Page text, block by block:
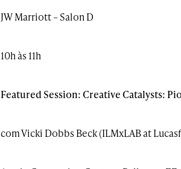
JW Marriott – Salon D
10h às 11h
Featured Session: Creative Catalysts:
com Vicki Dobbs Beck (ILMxLAB at